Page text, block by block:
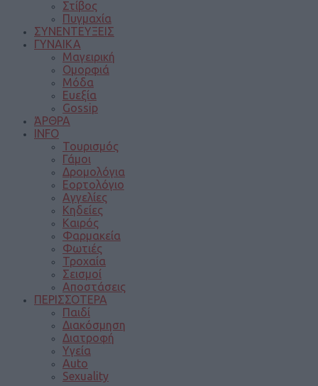
Στίβος
Πυγμαχία
ΣΥΝΕΝΤΕΥΞΕΙΣ
ΓΥΝΑΙΚΑ
Μαγειρική
Ομορφιά
Μόδα
Ευεξία
Gossip
ΆΡΘΡΑ
INFO
Τουρισμός
Γάμοι
Δρομολόγια
Εορτολόγιο
Αγγελίες
Κηδείες
Καιρός
Φαρμακεία
Φωτιές
Τροχαία
Σεισμοί
Αποστάσεις
ΠΕΡΙΣΣΟΤΕΡΑ
Παιδί
Διακόσμηση
Διατροφή
Υγεία
Auto
Sexuality